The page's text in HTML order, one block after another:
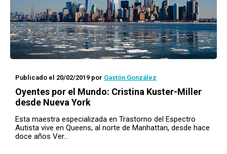
Publicado el 20/02/2019 por Gastón González
Oyentes por el Mundo: Cristina Kuster-Miller
desde Nueva York
Esta maestra especializada en Trastorno del Espectro
Autista vive en Queens, al norte de Manhattan, desde hace
doce años Ver…